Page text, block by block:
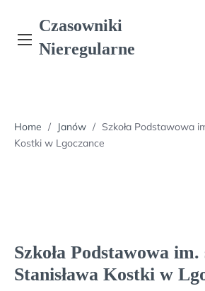
content
Czasowniki
Nieregularne
Home / Janów / Szkoła Podstawowa
Kostki w Lgoczance
Szkoła Podstawowa im.
Stanisława Kostki w